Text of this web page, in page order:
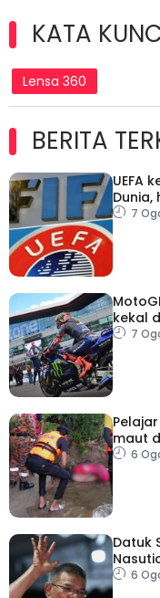
KATA
Lensa 360
BERITA
UEFA
Dunia,
7
kekal
7
maut
6
Datuk
6